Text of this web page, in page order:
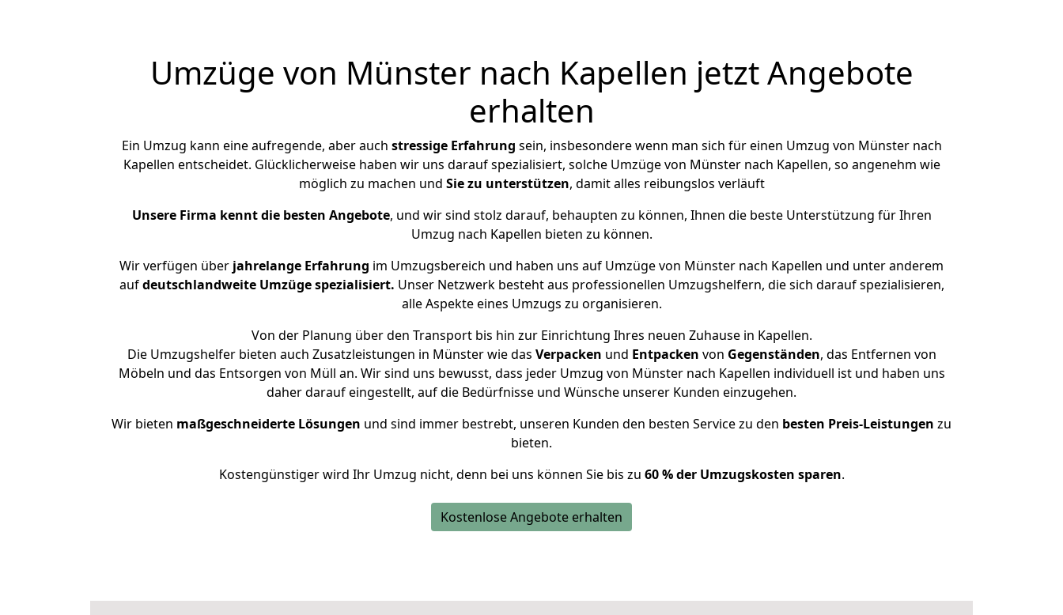
Umzüge von Münster nach Kapellen jetzt Angebote
erhalten
Ein Umzug kann eine aufregende, aber auch stressige Erfahrung sein, insbesondere wenn man sich für einen Umzug von Münster nach
Kapellen entscheidet. Glücklicherweise haben wir uns darauf spezialisiert, solche Umzüge von Münster nach Kapellen, so angenehm wie
möglich zu machen und Sie zu unterstützen, damit alles reibungslos verläuft
Unsere Firma kennt die besten Angebote, und wir sind stolz darauf, behaupten zu können, Ihnen die beste Unterstützung für Ihren
Umzug nach Kapellen bieten zu können.
Wir verfügen über jahrelange Erfahrung im Umzugsbereich und haben uns auf Umzüge von Münster nach Kapellen und unter anderem
aufdeutschlandweite Umzüge spezialisiert. Unser Netzwerk besteht aus professionellen Umzugshelfern, die sich darauf spezialisieren,
alle Aspekte eines Umzugs zu organisieren.
Von der Planung über den Transport bis hin zur Einrichtung Ihres neuen Zuhause in Kapellen.
Die Umzugshelfer bieten auch Zusatzleistungen in Münster wie das Verpacken und Entpacken von Gegenständen, das Entfernen von
Möbeln und das Entsorgen von Müll an. Wir sind uns bewusst, dass jeder Umzug von Münster nach Kapellen individuell ist und haben uns
daher darauf eingestellt, auf die Bedürfnisse und Wünsche unserer Kunden einzugehen.
Wir bieten maßgeschneiderte Lösungen und sind immer bestrebt, unseren Kunden den besten Service zu den besten Preis-Leistungen zu
bieten.
Kostengünstiger wird Ihr Umzug nicht, denn bei uns können Sie bis zu 60 % der Umzugskosten sparen.
Kostenlose Angebote erhalten